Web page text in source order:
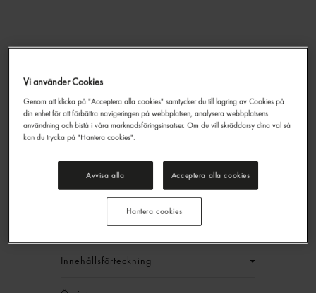
Gastrino5kg
239,90 kr/st
EAN: 7311043020744
LOGGA IN
Generell produktinfo
Innehållsförteckning
Vi använder Cookies
Genom att klicka på "Acceptera alla cookies" samtycker du till lagring av Cookies på
din enhet för att förbättra navigeringen på webbplatsen, analysera webbplatsens
användning och bistå i våra marknadsföringsinsatser. Om du vill skräddarsy dina val så
kan du trycka på "Hantera cookies".
Avvisa alla Acceptera alla cookies
Hantera cookies